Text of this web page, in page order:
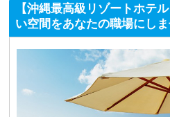
【沖縄最高級リゾートホテ
い空間をあなたの職場にしま